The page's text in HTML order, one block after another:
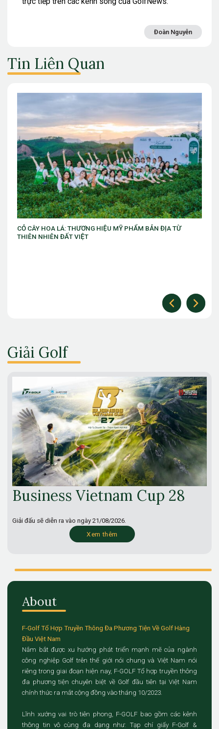
Đoàn Nguyễn
Tin Liên Quan
VIB ra mắt chương trình “VIB Swing – Mở khóa đặc quyền,
làm chủ thời cuộc” với ưu đãi Golf lên đến 10 triệu đồng
Giải Golf
Business Vietnam Cup 28
Giải đấu sẽ diễn ra vào ngày 21/08/2026.
Xem thêm
About
F-Golf Tổ Hợp Truyền Thông Đa Phương Tiện Về Golf Hàng
Đầu Việt Nam
Nắm bắt được xu hướng phát triển mạnh mẽ của ngành
công nghiệp Golf trên thế giới nói chung và Việt Nam nói
riêng trong giai đoạn hiện nay, F-GOLF Tổ hợp truyền thông
đa phương tiện chuyên biệt về Golf đầu tiên tại Việt Nam
chính thức ra mắt cộng đồng vào tháng 10/2023.
Lĩnh xướng vai trò tiên phong, F-GOLF bao gồm các kênh
thông tin vô cùng đa dạng như: Tạp chí giấy F-Golf &